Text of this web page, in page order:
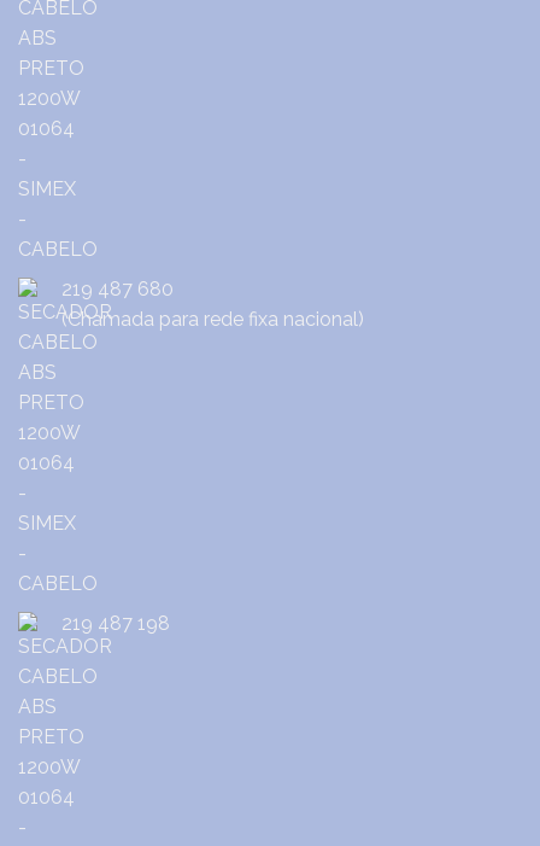
219 487 680
(Chamada para rede fixa nacional)
219 487 198